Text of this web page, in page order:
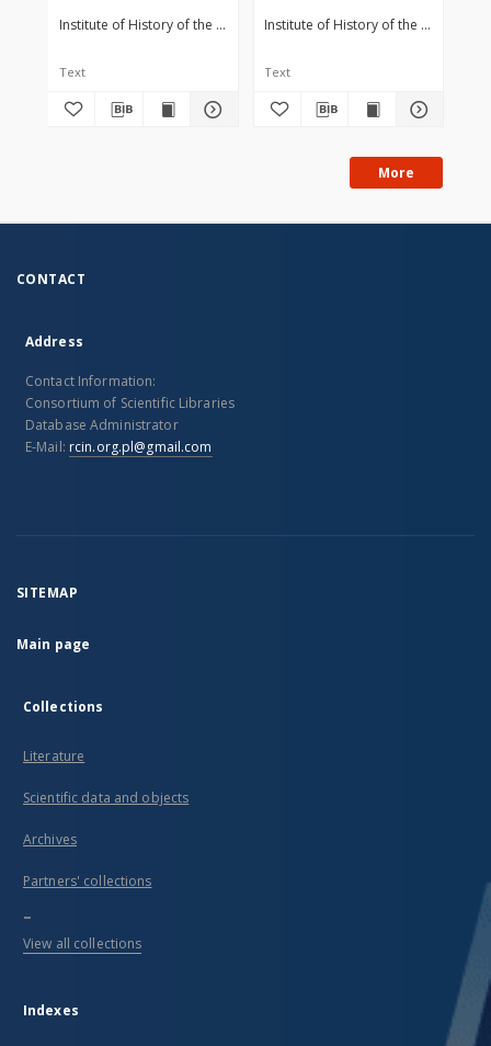
Geographical
Dictionary of Masovia
Institute of History of the Polish Academy of Sciences
Text
Dictionary of Masovia
in the Middle Ages
Institute of History of the Polish
Text
More
CONTACT
Address
Contact Information:
Consortium of Scientific Libraries
Database Administrator
E-Mail: rcin.org.pl@gmail.com
SITEMAP
Main page
Collections
Literature
Scientific data and objects
Archives
Partners' collections
...
View all collections
Indexes